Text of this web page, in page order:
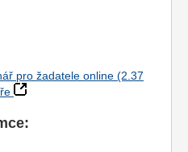
pro žadatele online